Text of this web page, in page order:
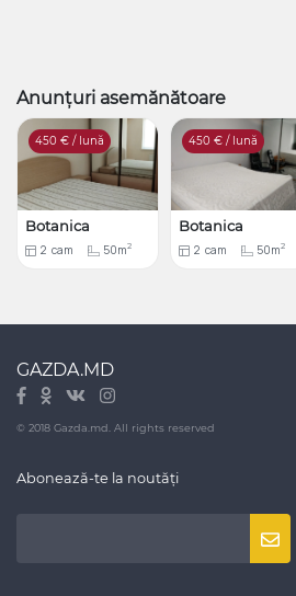
Anunțuri asemănătoare
450 € / lună
Botanica
2 cam 50m2
450 € / lună
Botanica
2 cam 50m2
GAZDA.MD
© 2018 Gazda.md. All rights reserved
Abonează-te la noutăți